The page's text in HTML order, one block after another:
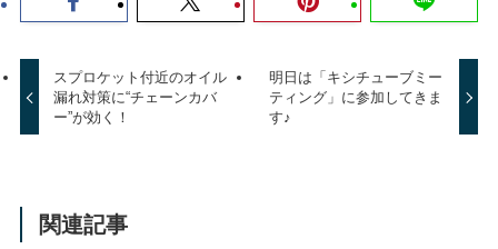
スプロケット付近のオイル
漏れ対策に“チェーンカバ
ー”が効く！
明日は「キシチューブミー
ティング」に参加してきま
す♪
関連記事